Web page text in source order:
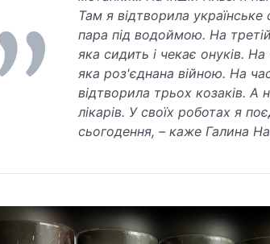
Там я відтворила
пара під водоймою. На
яка сидить і чекає онуків. На
яка роз'єднана війною. На
відтворила трьох козаків. А
лікарів. У своїх роботах я
сьогодення, – каже Галина